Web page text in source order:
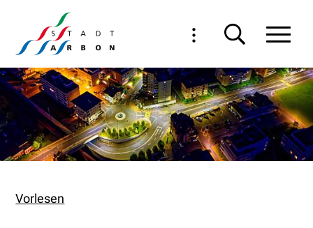
Navigieren in Arbon
Schnellnavigation
Vorlesen